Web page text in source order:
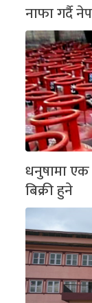
नाफा गर्दै
धनुषामा एक
बिक्री हुने